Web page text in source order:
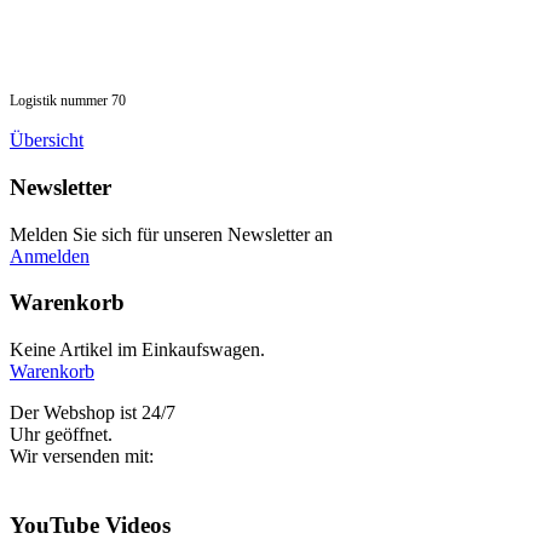
Logistik nummer 70
Übersicht
Newsletter
Melden Sie sich für unseren Newsletter an
Anmelden
Warenkorb
Keine Artikel im Einkaufswagen.
Warenkorb
Der Webshop ist 24/7
Uhr geöffnet.
Wir versenden mit:
YouTube Videos